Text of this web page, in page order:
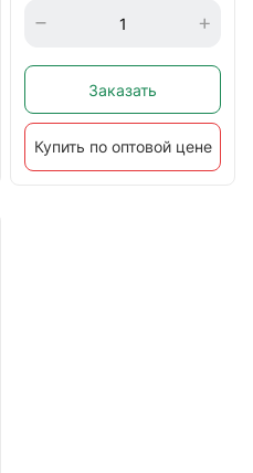
Заказать
Купить по оптовой цене